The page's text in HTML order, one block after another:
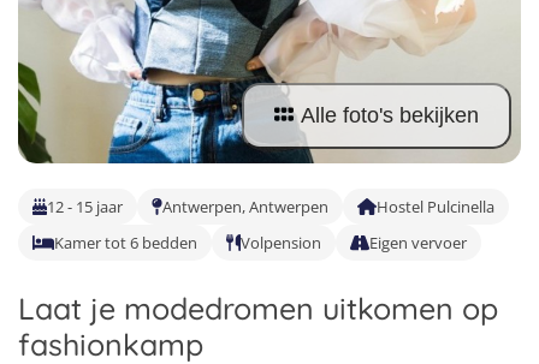
Malta
Nederland
Buitenland
Surfkampen Buitenland
Surfkampen 18+
Taalvakanties Duits
Taalvakanties Italiaans
Alle foto's bekijken
12 - 15 jaar Antwerpen, Antwerpen
Hostel Pulcinella
Kamer tot 6 bedden
Volpension Eigen vervoer
Laat je modedromen uitkomen op
fashionkamp